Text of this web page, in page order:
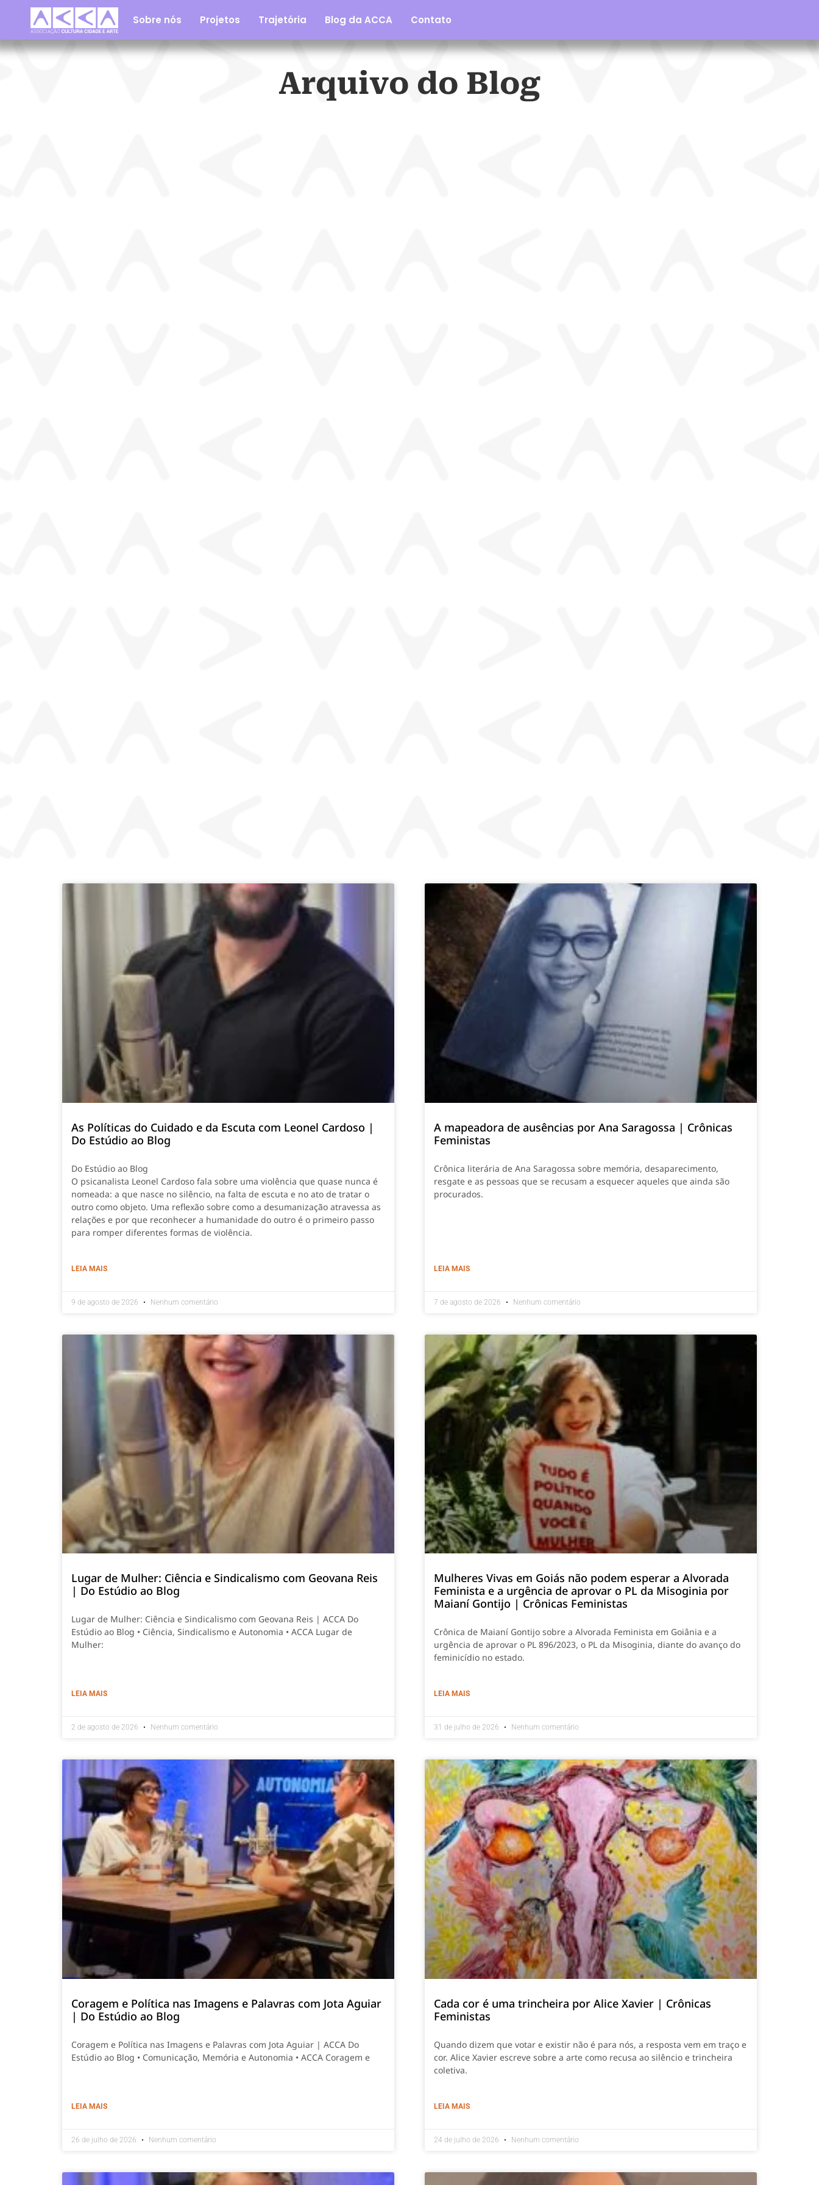
Sobre nós Projetos Trajetória Blog da ACCA Contato
Arquivo do Blog
As Políticas do Cuidado e da Escuta com Leonel Cardoso |
Do Estúdio ao Blog
Do Estúdio ao Blog
O psicanalista Leonel Cardoso fala sobre uma violência que quase nunca é
nomeada: a que nasce no silêncio, na falta de escuta e no ato de tratar o
outro como objeto. Uma reflexão sobre como a desumanização atravessa as
relações e por que reconhecer a humanidade do outro é o primeiro passo
para romper diferentes formas de violência.
LEIA MAIS
9 de agosto de 2026 Nenhum comentário
A mapeadora de ausências por Ana Saragossa | Crônicas
Feministas
Crônica literária de Ana Saragossa sobre memória, desaparecimento,
resgate e as pessoas que se recusam a esquecer aqueles que ainda são
procurados.
LEIA MAIS
7 de agosto de 2026 Nenhum comentário
Lugar de Mulher: Ciência e Sindicalismo com Geovana Reis
| Do Estúdio ao Blog
Lugar de Mulher: Ciência e Sindicalismo com Geovana Reis | ACCA Do
Estúdio ao Blog • Ciência, Sindicalismo e Autonomia • ACCA Lugar de
Mulher:
LEIA MAIS
2 de agosto de 2026 Nenhum comentário
Mulheres Vivas em Goiás não podem esperar a Alvorada
Feminista e a urgência de aprovar o PL da Misoginia por
Maianí Gontijo | Crônicas Feministas
Crônica de Maianí Gontijo sobre a Alvorada Feminista em Goiânia e a
urgência de aprovar o PL 896/2023, o PL da Misoginia, diante do avanço do
feminicídio no estado.
LEIA MAIS
31 de julho de 2026 Nenhum comentário
Coragem e Política nas Imagens e Palavras com Jota Aguiar
| Do Estúdio ao Blog
Coragem e Política nas Imagens e Palavras com Jota Aguiar | ACCA Do
Estúdio ao Blog • Comunicação, Memória e Autonomia • ACCA Coragem e
LEIA MAIS
26 de julho de 2026 Nenhum comentário
Cada cor é uma trincheira por Alice Xavier | Crônicas
Feministas
Quando dizem que votar e existir não é para nós, a resposta vem em traço e
cor. Alice Xavier escreve sobre a arte como recusa ao silêncio e trincheira
coletiva.
LEIA MAIS
24 de julho de 2026 Nenhum comentário